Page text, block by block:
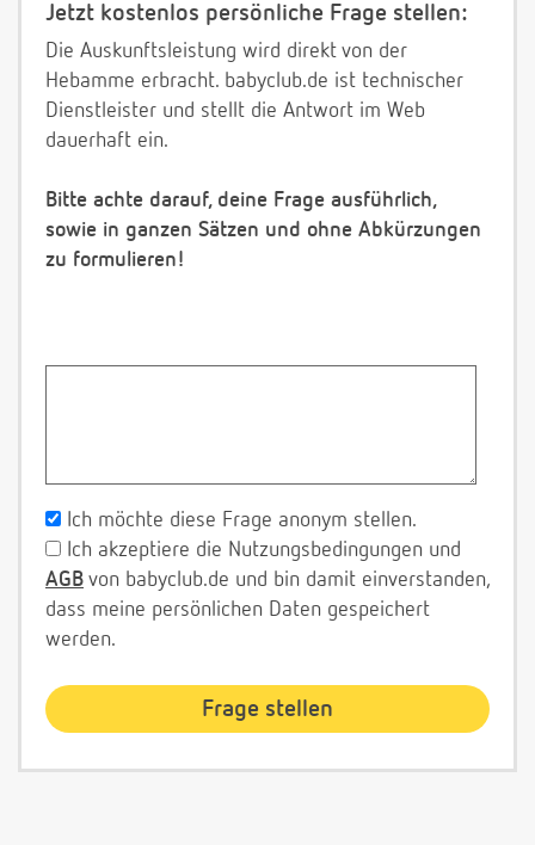
Jetzt kostenlos persönliche Frage stellen:
Die Auskunftsleistung wird direkt von der
Hebamme erbracht. babyclub.de ist technischer
Dienstleister und stellt die Antwort im Web
dauerhaft ein.
Bitte achte darauf, deine Frage ausführlich,
sowie in ganzen Sätzen und ohne Abkürzungen
zu formulieren!
Ich möchte diese Frage anonym stellen.
Ich akzeptiere die Nutzungsbedingungen und
AGB von babyclub.de und bin damit einverstanden,
dass meine persönlichen Daten gespeichert
werden.